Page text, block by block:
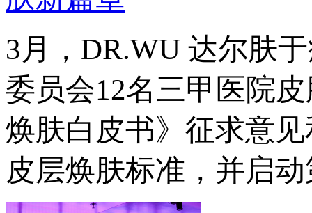
3月，DR.WU 达尔肤
委员会12名三甲医院
焕肤白皮书》征求意
皮层焕肤标准，并启